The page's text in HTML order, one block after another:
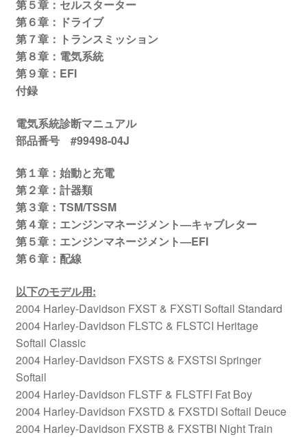
第５章：セルスターター
第６章：ドライブ
第７章：トランスミッション
第８章：電気系統
第９章：EFI
付録
電気系統診断マニュアル
部品番号 #99498-04J
第１章：始動と充電
第２章：計器類
第３章：TSM/TSSM
第４章：エンジンマネージメント―キャブレター
第５章：エンジンマネージメント―EFI
第６章：配線
以下のモデル用:
2004 Harley-Davidson FXST & FXSTI Softail Standard
2004 Harley-Davidson FLSTC & FLSTCI Heritage
Softail Classic
2004 Harley-Davidson FXSTS & FXSTSI Springer
Softail
2004 Harley-Davidson FLSTF & FLSTFI Fat Boy
2004 Harley-Davidson FXSTD & FXSTDI Softail Deuce
2004 Harley-Davidson FXSTB & FXSTBI Night Train